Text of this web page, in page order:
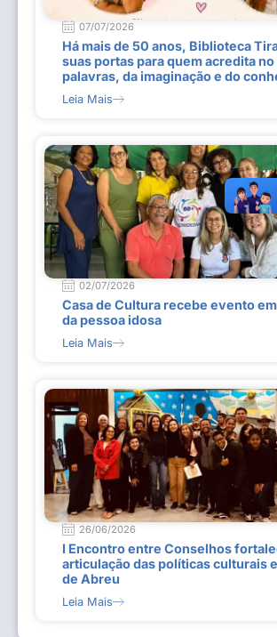
07/07/2026
Há mais de 50 anos, Biblioteca
suas portas para quem acredita
palavras, da imaginação e do
Leia Mais
02/07/2026
Casa de Cultura recebe evento
da pessoa idosa
Leia Mais
26/06/2026
I Encontro entre Conselhos
articulação das políticas culturais
de Abreu
Leia Mais